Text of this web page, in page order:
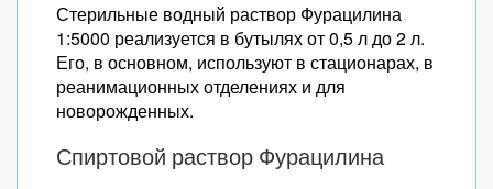
Стерильные водный раствор Фурацилина
1:5000 реализуется в бутылях от 0,5 л до 2 л.
Его, в основном, используют в стационарах, в
реанимационных отделениях и для
новорожденных.
Спиртовой раствор Фурацилина